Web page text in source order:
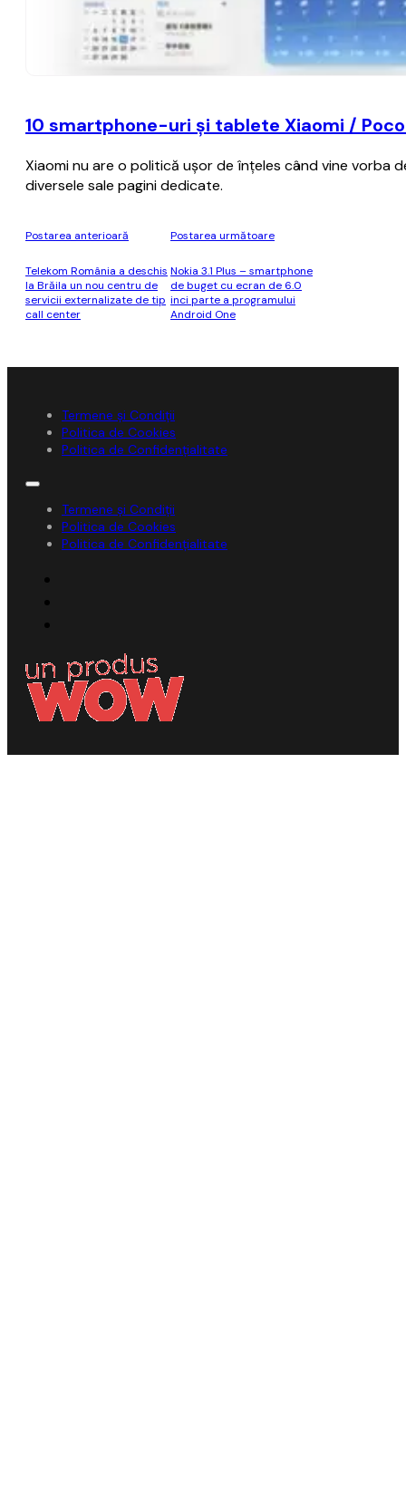
10 smartphone-uri şi tablete Xiaomi /
Xiaomi nu are o politică uşor de înţeles când vine vorba
diversele sale pagini dedicate.
Postarea anterioară
Telekom România a deschis
la Brăila un nou centru de
servicii externalizate de tip
call center
Postarea următoare
Nokia 3.1 Plus – smartphone
de buget cu ecran de 6.0
inci parte a programului
Android One
Termene și Condiții
Politica de Cookies
Politica de Confidențialitate
Termene și Condiții
Politica de Cookies
Politica de Confidențialitate